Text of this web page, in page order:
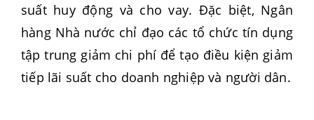
suất huy động và cho vay. Đặc biệt, Ngân
hàng Nhà nước chỉ đạo các tổ chức tín dụng
tập trung giảm chi phí để tạo điều kiện giảm
tiếp lãi suất cho doanh nghiệp và người dân.